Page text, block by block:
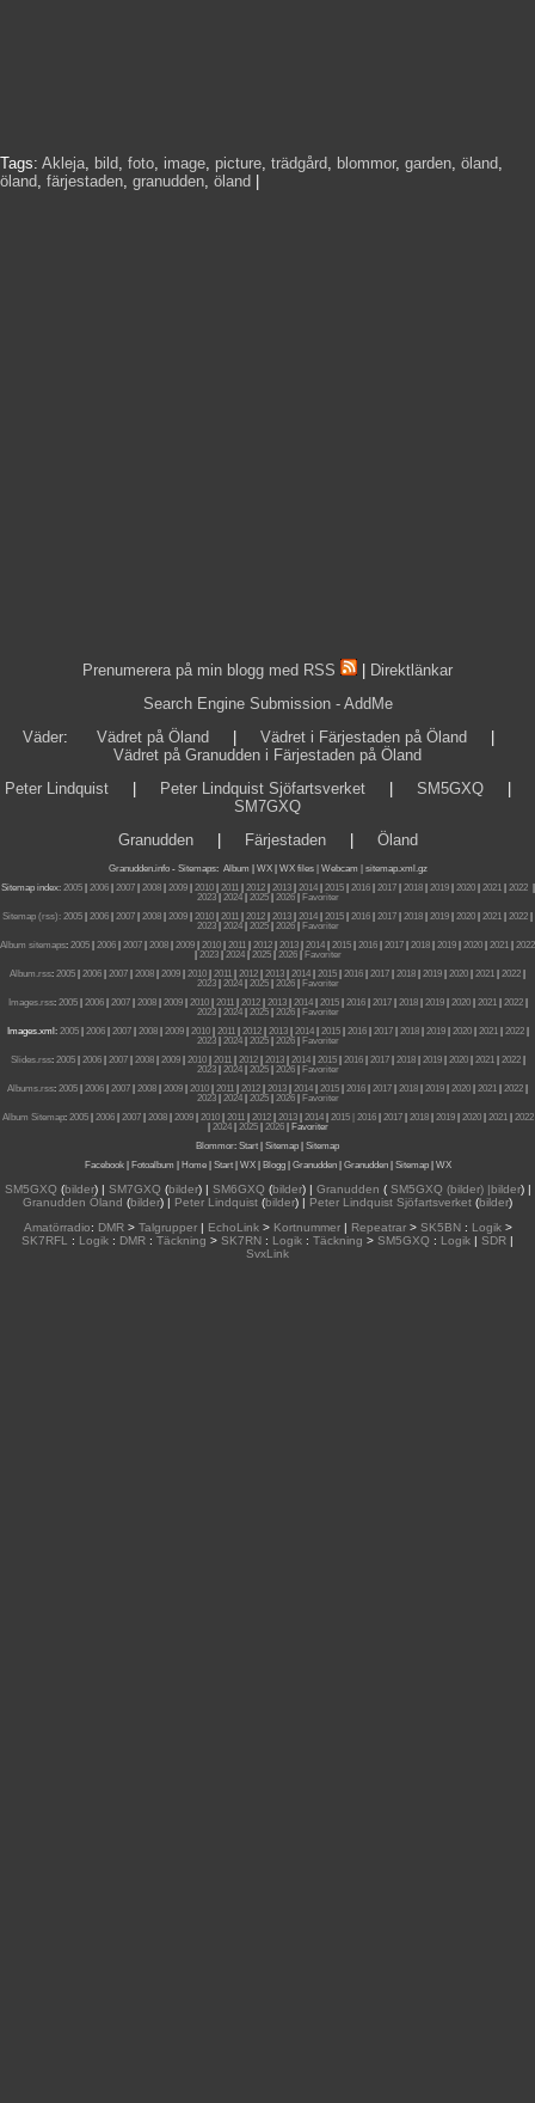
Tags: Akleja, bild, foto, image, picture, trädgård, blommor, garden, öland,
öland, färjestaden, granudden, öland
Prenumerera på min blogg med RSS
Direktlänkar
Search Engine Submission - AddMe
Väder: Vädret på Öland Vädret i Färjestaden på Öland
Vädret på Granudden i Färjestaden på Öland
Peter Lindquist
Peter Lindquist Sjöfartsverket SM5GXQ
SM7GXQ
Granudden| Färjestaden| Öland
Granudden.info- Sitemaps: Album WX WX files | Webcam |
sitemap.xml.gz
Sitemap index: 2005| 2006| 2007| 2008| 2009| 2010| 2011| 2012| 2013| 2014| 2015| 2016| 2017| 2018| 2019| 2020| 2021| 2022|
2023| 2024| 2025| 2026|
Favoriter
Sitemap (rss): 2005 2006 2007 2008 2009 2010 2011 2012 2013 2014 2015 2016 2017 2018 2019 2020 2021 2022
2023| 2024| 2025| 2026|
Favoriter
Album sitemaps: 2005 2006 2007 2008 2009 2010 2011 2012 2013 2014 2015 2016 2017 2018 2019 2020 2021
2022
2023| 2024| 2025| 2026|
Favoriter
Album.rss: 2005 2006 2007 2008 2009 2010 2011 2012 2013 2014 2015 2016 2017 2018 2019 2020 2021 2022
2023| 2024| 2025| 2026|
Favoriter
Images.rss: 2005| 2006| 2007| 2008| 2009| 2010| 2011| 2012| 2013| 2014| 2015| 2016| 2017| 2018| 2019| 2020| 2021| 2022|
2023| 2024| 2025| 2026|
Favoriter
Images.xml: 2005| 2006| 2007| 2008| 2009| 2010| 2011| 2012| 2013| 2014| 2015| 2016| 2017| 2018| 2019| 2020| 2021| 2022|
2023| 2024| 2025| 2026|
Favoriter
Slides.rss: 2005| 2006| 2007| 2008| 2009| 2010| 2011| 2012| 2013| 2014| 2015| 2016| 2017| 2018| 2019| 2020| 2021| 2022|
2023| 2024| 2025| 2026|
Favoriter
Albums.rss: 2005 2006 2007 2008 2009 2010 2011 2012 2013 2014 2015 2016 2017 2018 2019 2020 2021 2022
2023| 2024| 2025| 2026|
Favoriter
Album Sitemap: 2005| 2006| 2007| 2008| 2009| 2010| 2011| 2012| 2013| 2014| 2015 | 2016| 2017| 2018| 2019| 2020| 2021| 2022
2024| 2025| 2026|
Favoriter
Blommor: Start Sitemap
Sitemap
Facebook| Fotoalbum Home| Start| WX| Blogg| Granudden| Granudden| Sitemap| WX
SM5GXQ(bilder) | SM7GXQ(bilder) | SM6GXQ(bilder) | Granudden (SM5GXQ (bilder) |bilder) |
Granudden Öland (bilder) | Peter Lindquist (bilder) | Peter Lindquist Sjöfartsverket (bilder)
Amatörradio: DMR> Talgrupper| EchoLink> Kortnummer| Repeatrar> SK5BN: Logik>
SK7RFL
: Logik : DMR : Täckning > SK7RN : Logik : Täckning > SM5GXQ : Logik | SDR |
SvxLink